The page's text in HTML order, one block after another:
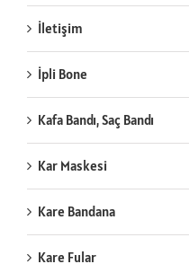
İletişim
İpli Bone
Kafa Bandı, Saç Bandı
Kar Maskesi
Kare Bandana
Kare Fular